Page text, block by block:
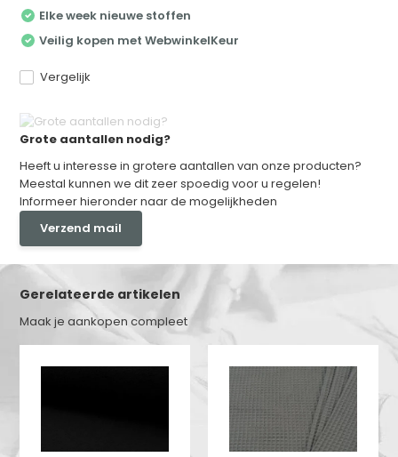
Elke week nieuwe stoffen
Veilig kopen met WebwinkelKeur
Vergelijk
Grote aantallen nodig?
Heeft u interesse in grotere aantallen van onze producten?
Meestal kunnen we dit zeer spoedig voor u regelen!
Informeer hieronder naar de mogelijkheden
Verzend mail
Gerelateerde artikelen
Maak je aankopen compleet